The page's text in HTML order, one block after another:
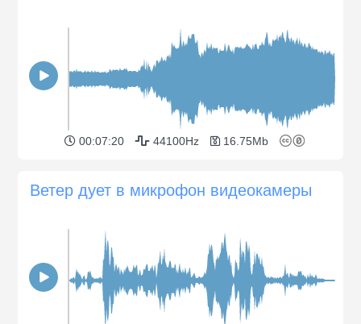
00:07:20 44100Hz 16.75Mb
Ветер дует в микрофон видеокамеры